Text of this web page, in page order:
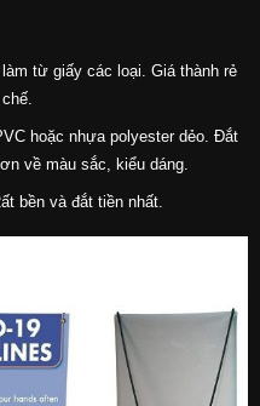
từ giấy các loại. Giá thành rẻ
hoặc nhựa polyester dẻo. Đắt
về màu sắc, kiểu dáng.
bền và đắt tiền nhất.